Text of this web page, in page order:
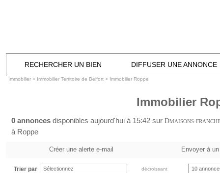
RECHERCHER UN BIEN DIFFUSER UNE ANNONCE
Immobilier > Immobilier Territoire de Belfort > Immobilier Roppe
Immobilier
0 annonces disponibles aujourd'hui à 15:42 sur DMAISONS-
à Roppe
Créer une alerte e-mail Envoyer à
Trier par Sélectionnez décroissant 10